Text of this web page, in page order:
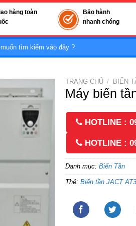
hàng toàn
Bảo hành
nhanh chóng
TRANG CHỦ / BIẾN
Máy biến
HOTLINE :
HOTLINE :
Danh mục: Biến Tần
Thẻ: Biến tần JACT